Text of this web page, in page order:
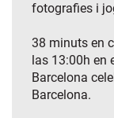
fotografies i
38 minuts en
las 13:00h en
Barcelona
Barcelona.